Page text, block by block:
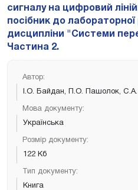
сигналу на цифровий
посібник до
дисципліни "Системи
Частина 2.
Автор:
І.О. Байдан, П.О. Пашолок, С.А.
Мова документу:
Українська
Розмір документу:
122 Кб
Тип документу:
Книга